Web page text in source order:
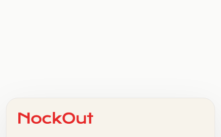
+   .   .   .   .   .   .   .   .   .   +   .   .